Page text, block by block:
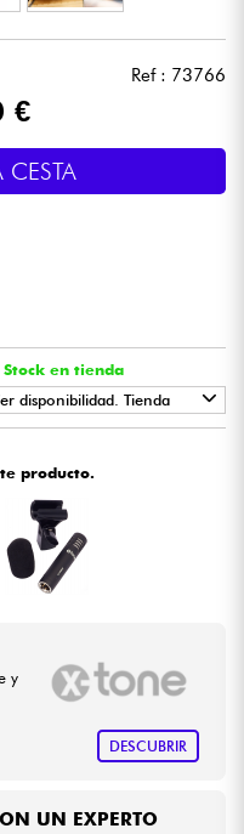
Ref : 73766
€
Stock en tienda
disponibilidad. Tienda
Star'SMusic
Star 'SMusic
Music LYON
producto.
y
DESCUBRIR
UN EXPERTO